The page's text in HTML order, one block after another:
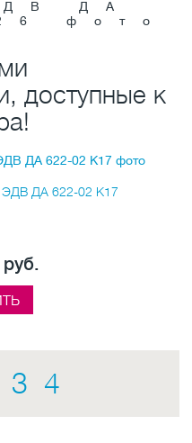
доступные к
ЭДВ ДА 622-02 К17
3 4